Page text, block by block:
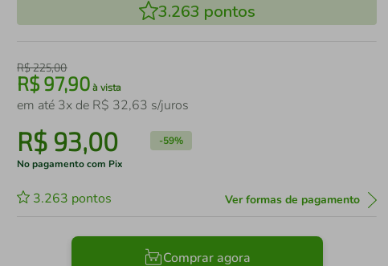
3.263 pontos
R$225,00
R$97,90 à vista
em até 3x de R$ 32,63 s/juros
R$ 93,00 -59%
No pagamento com Pix
3.263 pontos Ver formas de pagamento
Comprar agora